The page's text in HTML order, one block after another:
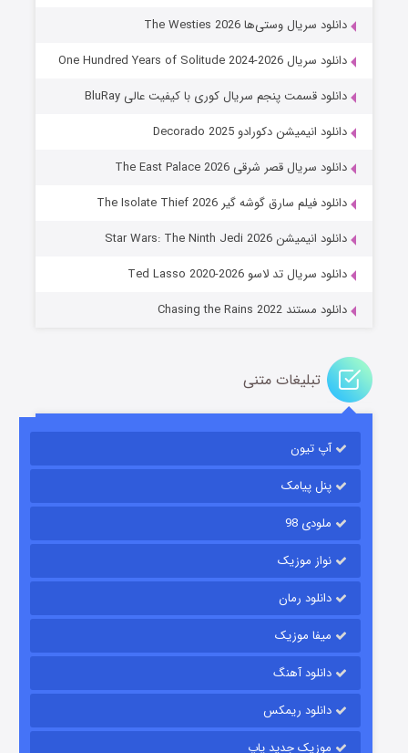
جادوگری در مغولستان
قسمت ۱۴ (زیرنویس) منتشر شد
قسمت
دانلود سریال وستی‌ها The Westies 2026
دانلود سریال One Hundred Years of Solitude 2024-2026
دانلود قسمت پنجم سریال کوری با کیفیت عالی BluRay
دانلود انیمیشن دکورادو Decorado 2025
دانلود سریال قصر شرقی The East Palace 2026
دانلود فیلم سارق گوشه گیر The Isolate Thief 2026
دانلود انیمیشن Star Wars: The Ninth Jedi 2026
دانلود سریال تد لاسو Ted Lasso 2020-2026
دانلود مستند Chasing the Rains 2022
تبلیغات متنی
آپ تیون
پنل پیامک
ملودی 98
نواز موزیک
دانلود رمان
میفا موزیک
دانلود آهنگ
دانلود ریمکس
موزیک جدید پاپ